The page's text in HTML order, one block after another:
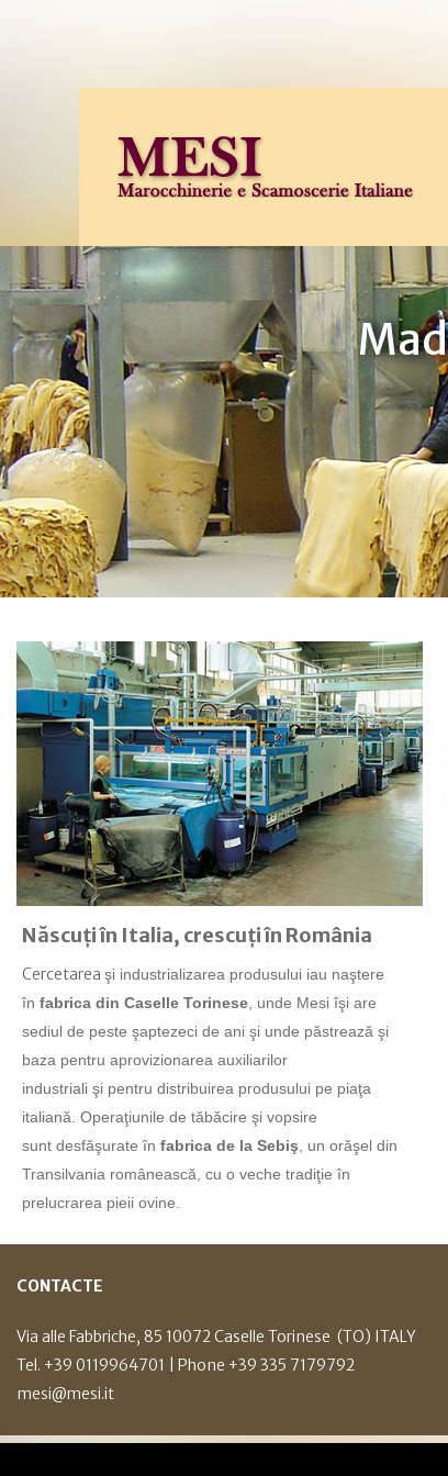
Născuţi în Italia, crescuţi în România
Cercetarea şi industrializarea produsului iau naştere
în fabrica din Caselle Torinese , unde Mesi îşi are
sediul de peste şaptezeci de ani şi unde păstrează şi
baza pentru aprovizionarea auxiliarilor
industriali şi pentru distribuirea produsului pe piaţa
italiană. Operaţiunile de tăbăcire şi vopsire
sunt desfăşurate în fabrica de la Sebiş , un orăşel din
Transilvania românească, cu o veche tradiţie în
prelucrarea pieii ovine.
CONTACTE
Via alle Fabbriche, 85 10072 Caselle Torinese (TO) ITALY
Tel. +39 0119964701
| Phone +39 335 7179792
mesi@mesi.it